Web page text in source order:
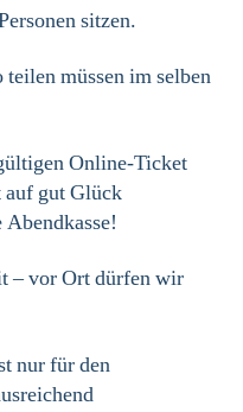
sitzen.
müssen im selben
Online-Ticket
auf gut Glück
– vor Ort dürfen wir
nur für den